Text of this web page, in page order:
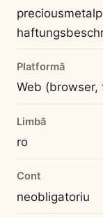
Platformă
Web (browser,
Limbă
ro
Cont
neobligatoriu